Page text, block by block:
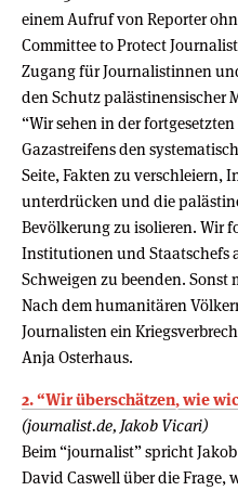
einem Aufruf von Reporter
Committee to Protect
Zugang für Journalistinnen
den Schutz palästinensischer
“Wir sehen in der
Gazastreifens den
Seite, Fakten zu verschleiern,
unterdrücken und die
Bevölkerung zu isolieren. Wir
Institutionen und Staatschefs
Schweigen zu beenden.
Nach dem humanitären
Journalisten ein
Anja Osterhaus.
2. “Wir überschätzen, wie
(journalist.de, Jakob Vicari)
Beim “journalist” spricht
David Caswell über die Frage,